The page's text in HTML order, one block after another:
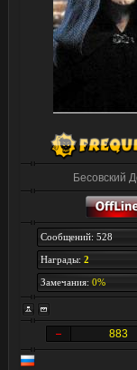
Бесовский
Сообщений: 528
Награды: 2
Замечания: 0%
883